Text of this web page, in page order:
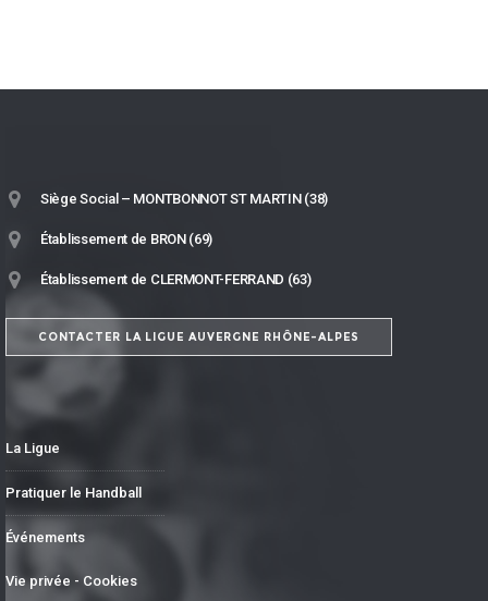
Siège Social – MONTBONNOT ST MARTIN (38)
Établissement de BRON (69)
Établissement de CLERMONT-FERRAND (63)
CONTACTER LA LIGUE AUVERGNE RHÔNE-ALPES
La Ligue
Pratiquer le Handball
Événements
Vie privée - Cookies